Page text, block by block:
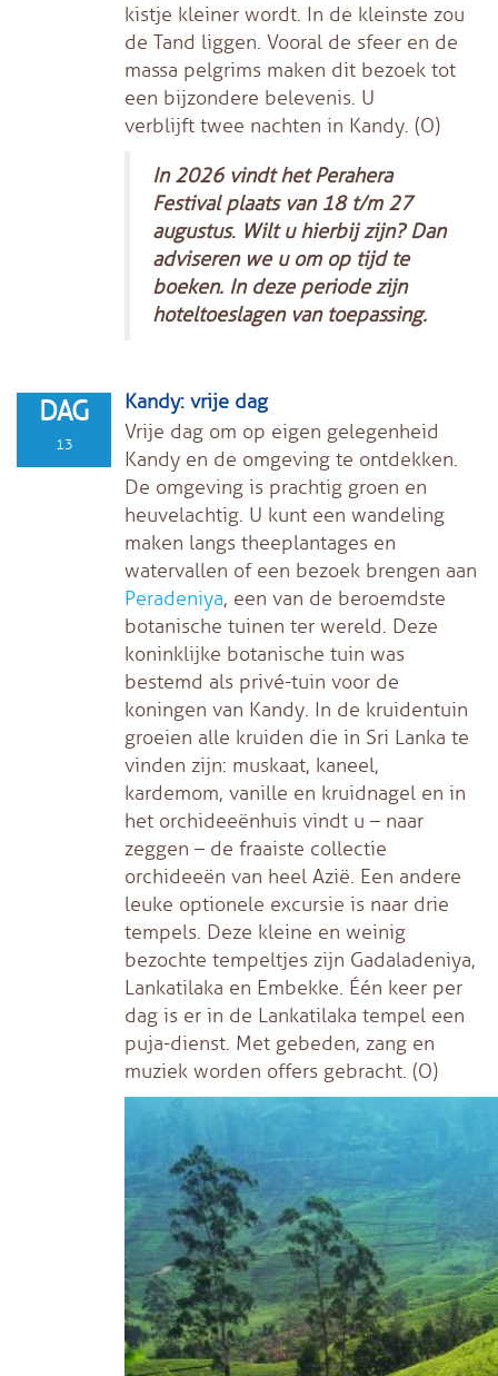
kistje kleiner wordt. In de kleinste zou
de Tand liggen. Vooral de sfeer en de
massa pelgrims maken dit bezoek tot
een bijzondere belevenis. U
verblijft twee nachten in Kandy. (O)
In 2026 vindt het Perahera
Festival plaats van 18 t/m 27
augustus. Wilt u hierbij zijn? Dan
adviseren we u om op tijd te
boeken. In deze periode zijn
hoteltoeslagen van toepassing.
DAG
13
Kandy: vrije dag
Vrije dag om op eigen gelegenheid
Kandy en de omgeving te ontdekken.
De omgeving is prachtig groen en
heuvelachtig. U kunt een wandeling
maken langs theeplantages en
watervallen of een bezoek brengen aan
Peradeniya, een van de beroemdste
botanische tuinen ter wereld. Deze
koninklijke botanische tuin was
bestemd als privé-tuin voor de
koningen van Kandy. In de kruidentuin
groeien alle kruiden die in Sri Lanka te
vinden zijn: muskaat, kaneel,
kardemom, vanille en kruidnagel en in
het orchideeënhuis vindt u – naar
zeggen – de fraaiste collectie
orchideeën van heel Azië. Een andere
leuke optionele excursie is naar drie
tempels. Deze kleine en weinig
bezochte tempeltjes zijn Gadaladeniya,
Lankatilaka en Embekke. Één keer per
dag is er in de Lankatilaka tempel een
puja-dienst. Met gebeden, zang en
muziek worden offers gebracht. (O)